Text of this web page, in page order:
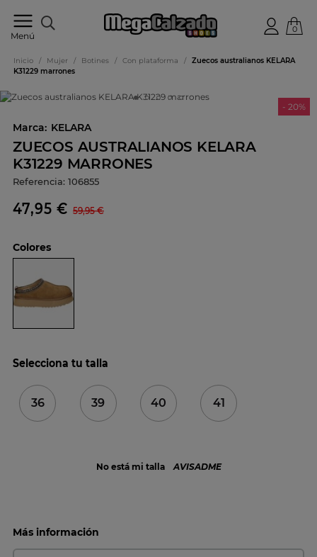
Menú
online
0
Inicio / Mujer / Botines / Con plataforma /
Zuecos australianos KELARA
K31229 marrones
- 20%
Marca: KELARA
ZUECOS AUSTRALIANOS KELARA
K31229 MARRONES
Referencia: 106855
47,95 € 59,95 €
Colores
Selecciona tu talla
36 39 40 41
No está mi talla AVISADME
Más información